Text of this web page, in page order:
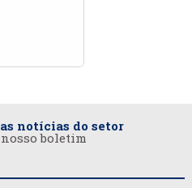
notícias do setor
boletim